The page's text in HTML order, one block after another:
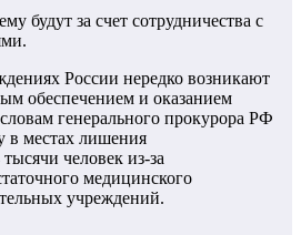
будут за счет сотрудничества с
России нередко возникают
обеспечением и оказанием
генерального прокурора РФ
в местах лишения
человек из-за
медицинского
учреждений.